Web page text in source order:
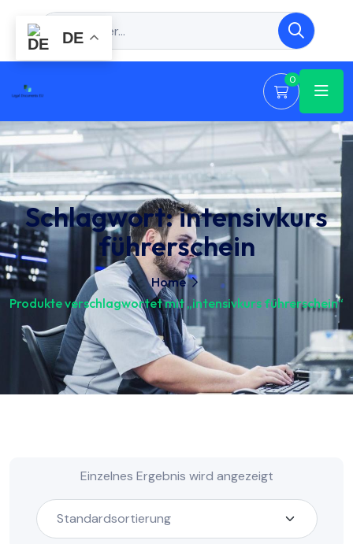
0
Schlagwort:intensivkurs
führerschein
Home
Produkte verschlagwortet mit „intensivkurs führerschein“
Einzelnes Ergebnis wird angezeigt
DE